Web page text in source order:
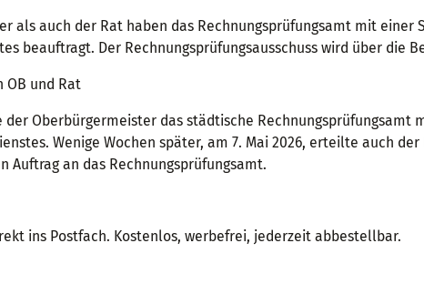
als auch der Rat haben das Rechnungsprüfungsamt mit einer
beauftragt. Der Rechnungsprüfungsausschuss wird über die
OB und Rat
der Oberbürgermeister das städtische Rechnungsprüfungsamt
Wenige Wochen später, am 7. Mai 2026, erteilte auch
Auftrag an das Rechnungsprüfungsamt.
ins Postfach. Kostenlos, werbefrei, jederzeit abbestellbar.